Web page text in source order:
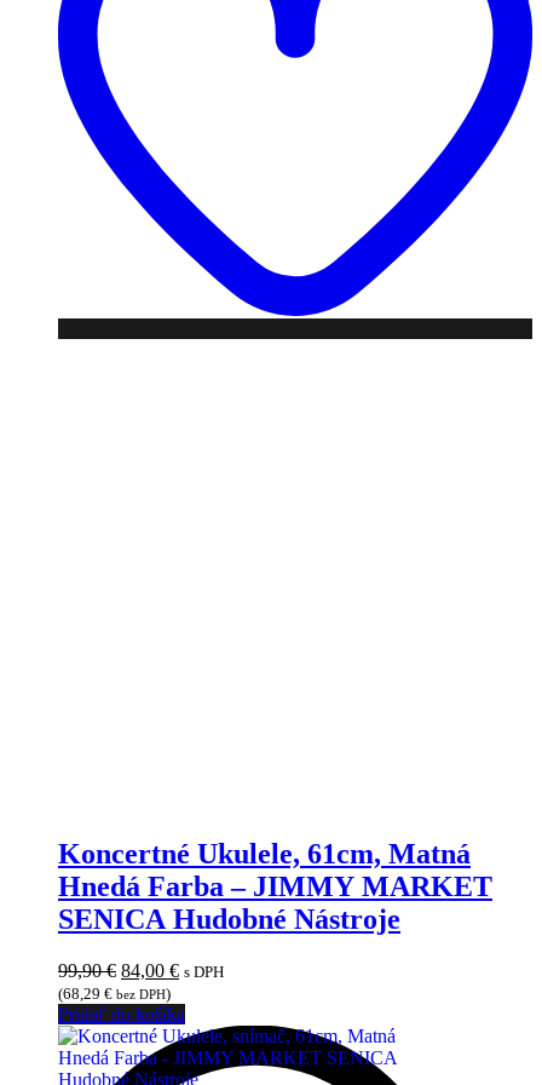
Koncertné Ukulele, 61cm, Matná
Hnedá Farba – JIMMY MARKET
SENICA Hudobné Nástroje
99,90€ Pôvodná
cena
bola:
99,90 €.
84,00 €Aktuálna
je:
84,00 €.
s DPH
(68,29 € bez DPH)
Pridať do košíka